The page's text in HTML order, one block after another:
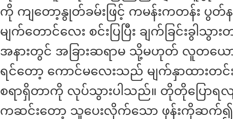
ကို ကျတော့နွုတ်ခမ်းဖြင့် ကမန်းကတန်း ပွတ်
မျက်တောင်လေး စင်းပြပြီး ချက်ခြင်းခွါသွ
အနားတွင် အခြားဆရာမ သို့မဟုတ် လူတယ
ရင်တော့ ကောင်မလေးသည် မျက်နှာထားတင်
စရာရှိတာကို လုပ်သွားပါသည်။ တိုတိုပြောရလ
ကဆင်းတော့ သူပေးလိုက်သော ဖုန်းကိုဆက်